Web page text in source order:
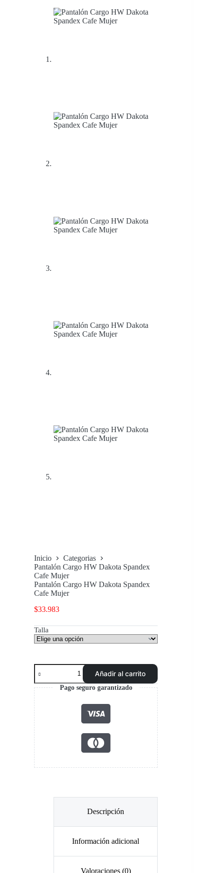
Inicio
Categorias
Pantalón Cargo HW Dakota Spandex
Cafe Mujer
Pantalón Cargo HW Dakota Spandex
Cafe Mujer
$33.983
Talla
Pantalón
Cargo
HW
Dakota
Spandex
Cafe
Mujer
cantidad
Añadir al carrito
Pago seguro garantizado
Descripción
Información adicional
Valoraciones (0)